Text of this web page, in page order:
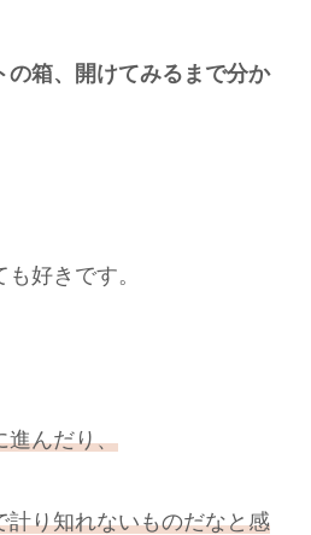
の箱、開けてみるまで分か
好きです。
進んだり、
計り知れないものだなと感